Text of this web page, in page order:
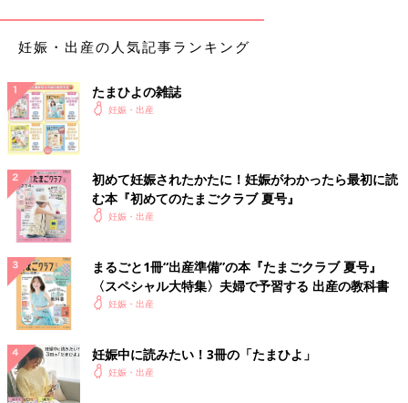
妊娠・出産の人気記事ランキング
たまひよの雑誌
妊娠・出産
初めて妊娠されたかたに！妊娠がわかったら最初に読
む本『初めてのたまごクラブ 夏号』
妊娠・出産
まるごと1冊“出産準備”の本『たまごクラブ 夏号』
〈スペシャル大特集〉夫婦で予習する 出産の教科書
妊娠・出産
妊娠中に読みたい！3冊の「たまひよ」
妊娠・出産